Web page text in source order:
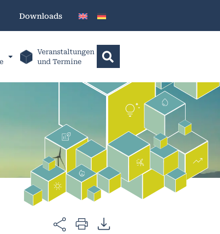
Downloads
Veranstaltungen
und Termine